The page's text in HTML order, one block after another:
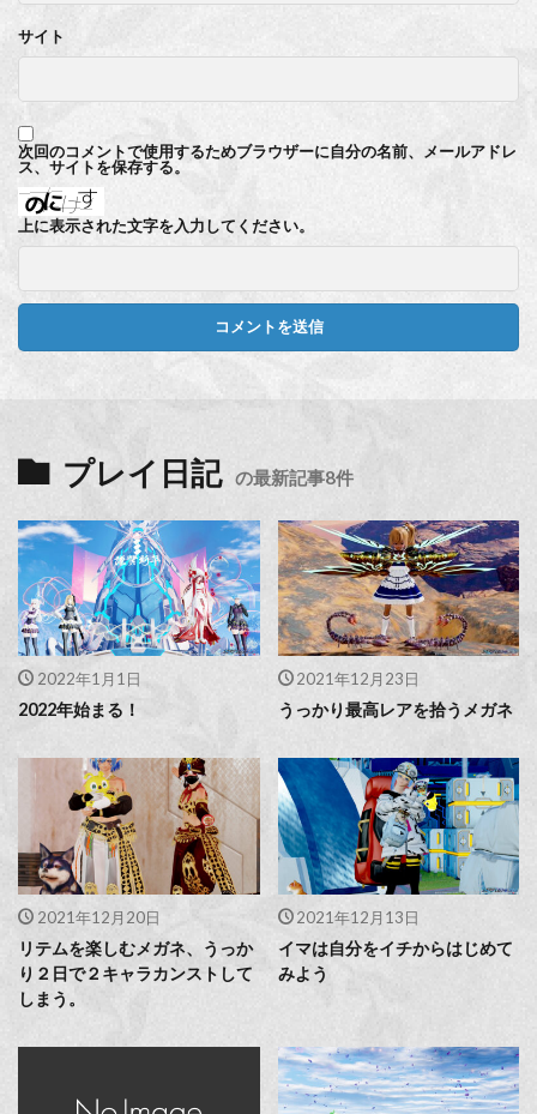
サイト
次回のコメントで使用するためブラウザーに自分の名前、メールアドレ
ス、サイトを保存する。
上に表示された文字を入力してください。
プレイ日記 の最新記事8件
2022年1月1日
2022年始まる！
2021年12月23日
うっかり最高レアを拾うメガネ
2021年12月20日
リテムを楽しむメガネ、うっか
り２日で２キャラカンストして
しまう。
2021年12月13日
イマは自分をイチからはじめて
みよう